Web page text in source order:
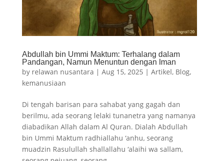
Abdullah bin Ummi Maktum: Terhalang dalam
Pandangan, Namun Menuntun dengan Iman
by relawan nusantara | Aug 15, 2025 | Artikel, Blog,
kemanusiaan
Di tengah barisan para sahabat yang gagah dan
berilmu, ada seorang lelaki tunanetra yang namanya
diabadikan Allah dalam Al Quran. Dialah Abdullah
bin Ummi Maktum radhiallahu ‘anhu, seorang
muadzin Rasulullah shallallahu ‘alaihi wa sallam,